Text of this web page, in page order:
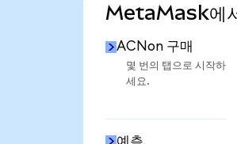
MetaMask에
ACNon 구매
몇 번의 탭으로 시작하
세요.
예측